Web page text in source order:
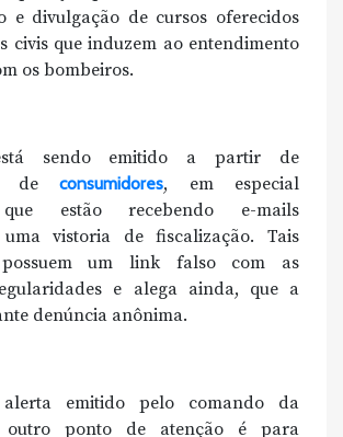
e divulgação de cursos oferecidos
civis que induzem ao entendimento
os bombeiros.
sendo emitido a partir de
de consumidores, em especial
que estão recebendo e-mails
vistoria de fiscalização. Tais
possuem um link falso com as
e alega ainda, que a
denúncia anônima.
emitido pelo comando da
outro ponto de atenção é para